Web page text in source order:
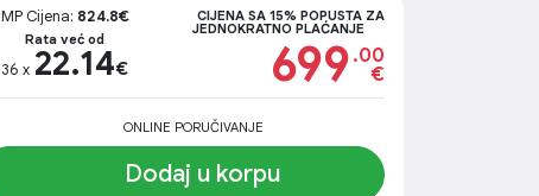
MP Cijena: 824.8€
Rata već od
36 x 22.14€
CIJENA SA 15% POPUSTA ZA
JEDNOKRATNO PLAĆANJE
699 .00
€
ONLINE PORUČIVANJE
Dodaj u korpu